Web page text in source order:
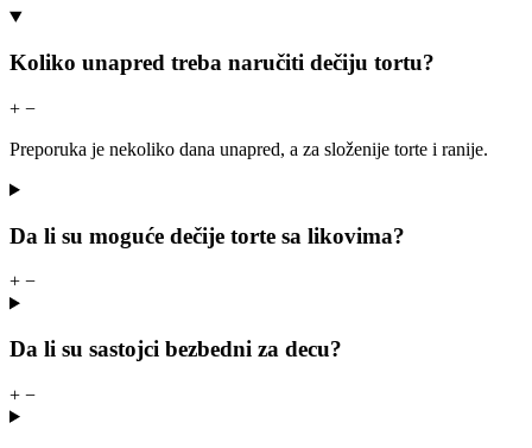
Koliko unapred treba naručiti dečiju tortu?
+ −
Preporuka je nekoliko dana unapred, a za složenije torte i ranije.
Da li su moguće dečije torte sa likovima?
+ −
Da li su sastojci bezbedni za decu?
+ −